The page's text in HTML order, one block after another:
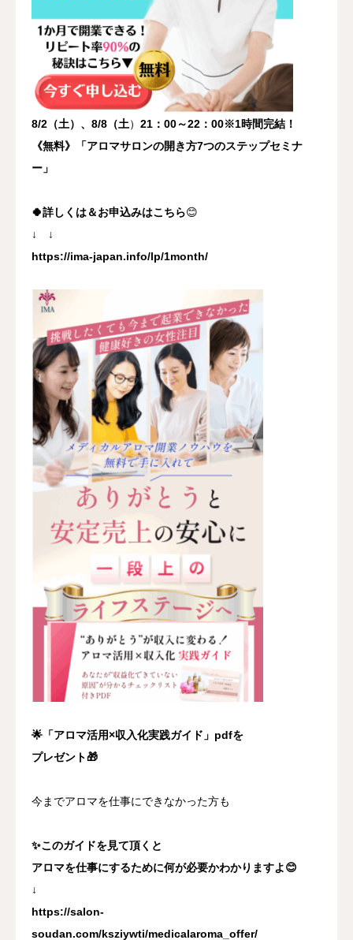
8/2（土）、8/8（土） 21：00～22：00※1時間完結！
《無料》「アロマサロンの開き方7つのステップセミナ
ー」
🍀詳しくは＆お申込みはこちら😊
↓ ↓
https://ima-japan.info/lp/1month/
🌟「アロマ活用×収入化実践ガイド」pdfを
プレゼント🎁
今までアロマを仕事にできなかった方も
✨このガイドを見て頂くと
アロマを仕事にするために何が必要かわかりますよ😊
↓
https://salon-
soudan.com/ksziywti/medicalaroma_offer/